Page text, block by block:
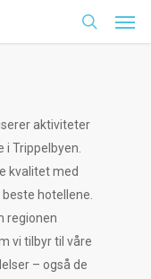
search
aktiviteter
Trippelbyen.
kvalitet med
hotellene.
regionen
vi tilbyr til våre
– også de